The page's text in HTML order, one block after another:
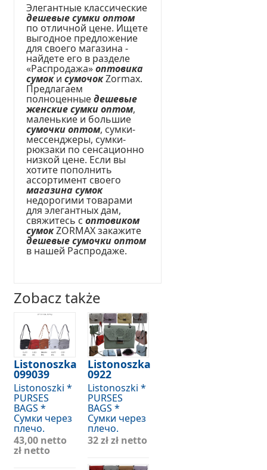
Элегантные классические
дешевые сумки оптом
по отличной цене. Ищете
выгодное предложение
для своего магазина -
найдете его в разделе
«Распродажа»оптовика
сумокисумочокZormax.
Предлагаем
полноценныедешевые
женские сумки оптом,
маленькие и большие
сумочки оптом, сумки-
мессенджеры, сумки-
рюкзаки по сенсационно
низкой цене. Если вы
хотите пополнить
ассортимент своего
магазина сумок
недорогими товарами
для элегантных дам,
свяжитесь соптовиком
сумокZORMAX закажите
дешевые сумочки оптом
в нашей Распродаже.
Zobacz także
Listonoszka
099039
Listonoszki *
PURSES
BAGS *
Сумки через
плечо.
43,00 netto
zł netto
Listonoszka
0922
Listonoszki *
PURSES
BAGS *
Сумки через
плечо.
32 złzł netto